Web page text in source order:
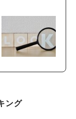
ング